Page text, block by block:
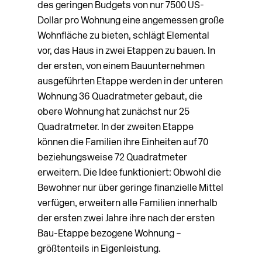
des geringen Budgets von nur 7500 US-
Dollar pro Wohnung eine angemessen große
Wohnfläche zu bieten, schlägt Elemental
vor, das Haus in zwei Etappen zu bauen. In
der ersten, von einem Bauunternehmen
ausgeführten Etappe werden in der unteren
Wohnung 36 Quadratmeter gebaut, die
obere Wohnung hat zunächst nur 25
Quadratmeter. In der zweiten Etappe
können die Familien ihre Einheiten auf 70
beziehungsweise 72 Qua­dratmeter
erweitern. Die Idee funktioniert: Obwohl die
Bewohner nur über geringe finanzielle Mittel
verfügen, erweitern alle Familien innerhalb
der ersten zwei Jahre ihre nach der ersten
Bau-Etappe bezogene Wohnung –
größtenteils in Eigenleistung.